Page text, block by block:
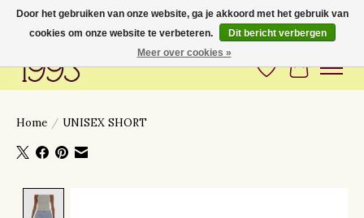
Love to have you around
Verlanglijst
Home / UNISEX SHORT
Door het gebruiken van onze website, ga je akkoord met het gebruik van
cookies om onze website te verbeteren.
Dit bericht verbergen
Meer over cookies »